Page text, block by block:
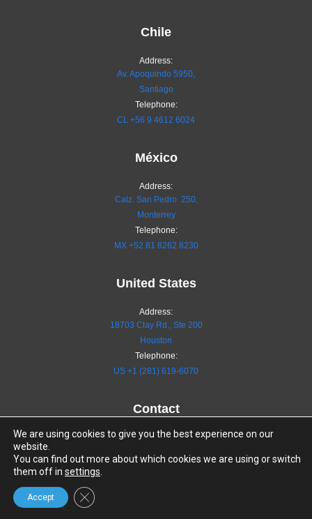
Chile
Address:
Av. Apoquindo 5950,
Santiago
Telephone:
CL +56 9 4612 6024
México
Address:
Calz. San Pedro 250,
Monterrey
Telephone:
MX +52 81 8262 8230
United States
Address:
18703 Clay Rd., Ste 200
Houston
Telephone:
US +1 (281) 619-6070
Contact
Linkedin-Instagram
YoutubeFacebook
Terms of Service
We are using cookies to give you the best experience on our
website.
You can find out more about which cookies we are using or switch
them off in settings
Accept Close GDPR Cookie Banner